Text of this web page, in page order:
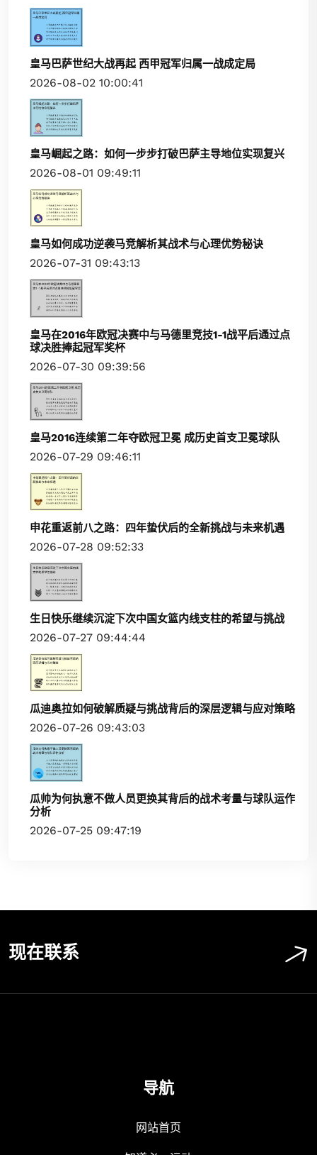
皇马巴萨世纪大战再起 西甲冠军归属一战成定局
2026-08-02 10:00:41
皇马崛起之路：如何一步步打破巴萨主导地位实现复兴
2026-08-01 09:49:11
皇马如何成功逆袭马竞解析其战术与心理优势秘诀
2026-07-31 09:43:13
皇马在2016年欧冠决赛中与马德里竞技1-1战平后通过点
球决胜捧起冠军奖杯
2026-07-30 09:39:56
皇马2016连续第二年夺欧冠卫冕 成历史首支卫冕球队
2026-07-29 09:46:11
申花重返前八之路：四年蛰伏后的全新挑战与未来机遇
2026-07-28 09:52:33
生日快乐继续沉淀下次中国女篮内线支柱的希望与挑战
2026-07-27 09:44:44
瓜迪奥拉如何破解质疑与挑战背后的深层逻辑与应对策略
2026-07-26 09:43:03
瓜帅为何执意不做人员更换其背后的战术考量与球队运作
分析
2026-07-25 09:47:19
现在联系
导航
网站首页